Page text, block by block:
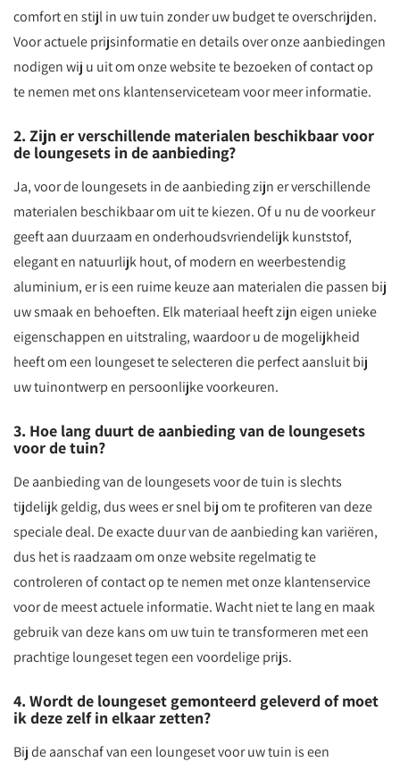
comfort en stijl in uw tuin zonder uw budget te overschrijden.
Voor actuele prijsinformatie en details over onze aanbiedingen
nodigen wij u uit om onze website te bezoeken of contact op
te nemen met ons klantenserviceteam voor meer informatie.
2. Zijn er verschillende materialen beschikbaar voor
de loungesets in de aanbieding?
Ja, voor de loungesets in de aanbieding zijn er verschillende
materialen beschikbaar om uit te kiezen. Of u nu de voorkeur
geeft aan duurzaam en onderhoudsvriendelijk kunststof,
elegant en natuurlijk hout, of modern en weerbestendig
aluminium, er is een ruime keuze aan materialen die passen bij
uw smaak en behoeften. Elk materiaal heeft zijn eigen unieke
eigenschappen en uitstraling, waardoor u de mogelijkheid
heeft om een loungeset te selecteren die perfect aansluit bij
uw tuinontwerp en persoonlijke voorkeuren.
3. Hoe lang duurt de aanbieding van de loungesets
voor de tuin?
De aanbieding van de loungesets voor de tuin is slechts
tijdelijk geldig, dus wees er snel bij om te profiteren van deze
speciale deal. De exacte duur van de aanbieding kan variëren,
dus het is raadzaam om onze website regelmatig te
controleren of contact op te nemen met onze klantenservice
voor de meest actuele informatie. Wacht niet te lang en maak
gebruik van deze kans om uw tuin te transformeren met een
prachtige loungeset tegen een voordelige prijs.
4. Wordt de loungeset gemonteerd geleverd of moet
ik deze zelf in elkaar zetten?
Bij de aanschaf van een loungeset voor uw tuin is een